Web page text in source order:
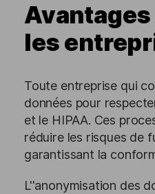
les
Toute entreprise qui
données pour
et le HIPAA. Ces
réduire les risques de
garantissant la
L''anonymisation des